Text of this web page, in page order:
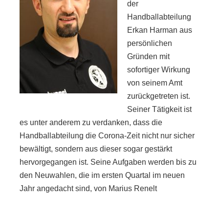
der
Handballabteilung
Erkan Harman aus
persönlichen
Gründen mit
sofortiger Wirkung
von seinem Amt
zurückgetreten ist.
Seiner Tätigkeit ist
es unter anderem zu verdanken, dass die
Handballabteilung die Corona-Zeit nicht nur sicher
bewältigt, sondern aus dieser sogar gestärkt
hervorgegangen ist. Seine Aufgaben werden bis zu
den Neuwahlen, die im ersten Quartal im neuen
Jahr angedacht sind, von Marius Renelt